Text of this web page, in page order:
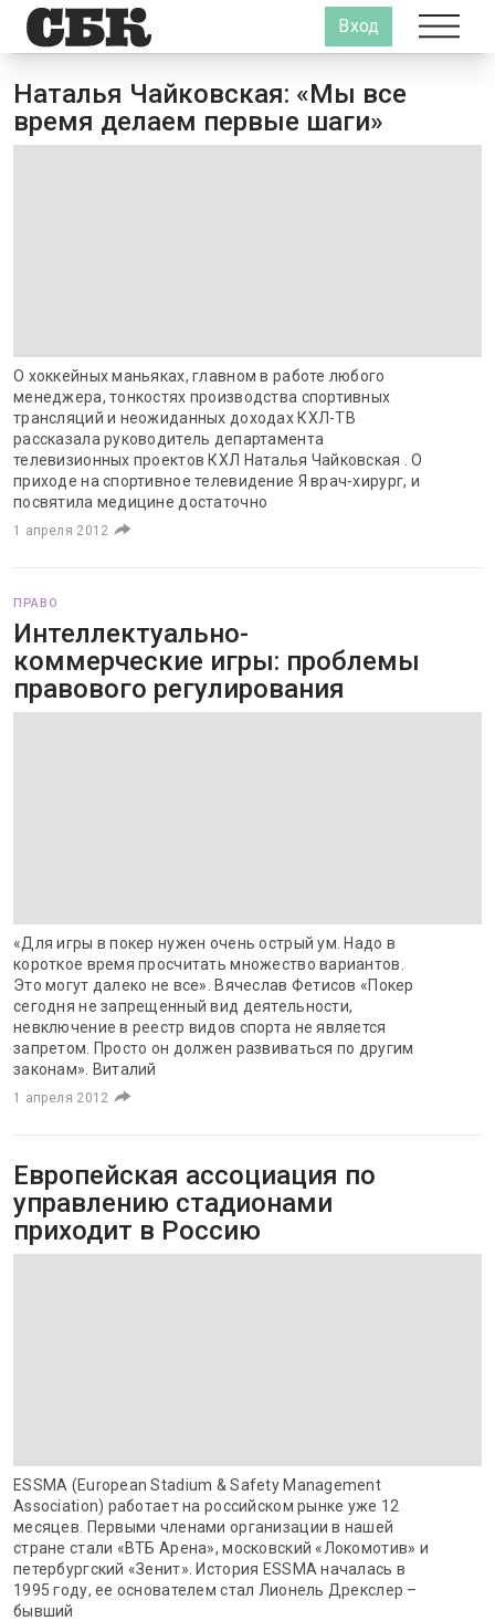
Вход
Наталья Чайковская: «Мы все
время делаем первые шаги»
О хоккейных маньяках, главном в работе любого
менеджера, тонкостях производства спортивных
трансляций и неожиданных доходах КХЛ-ТВ
рассказала руководитель департамента
телевизионных проектов КХЛ Наталья Чайковская . О
приходе на спортивное телевидение Я врач-хирург, и
посвятила медицине достаточно
1 апреля 2012
ПРАВО
Интеллектуально-
коммерческие игры: проблемы
правового регулирования
«Для игры в покер нужен очень острый ум. Надо в
короткое время просчитать множество вариантов.
Это могут далеко не все». Вячеслав Фетисов «Покер
сегодня не запрещенный вид деятельности,
невключение в реестр видов спорта не является
запретом. Просто он должен развиваться по другим
законам». Виталий
1 апреля 2012
Европейская ассоциация по
управлению стадионами
приходит в Россию
ESSMA (European Stadium & Safety Management
Association) работает на российском рынке уже 12
месяцев. Первыми членами организации в нашей
стране стали «ВТБ Арена», московский «Локомотив» и
петербургский «Зенит». История ESSMA началась в
1995 году, ее основателем стал Лионель Дрекслер –
бывший